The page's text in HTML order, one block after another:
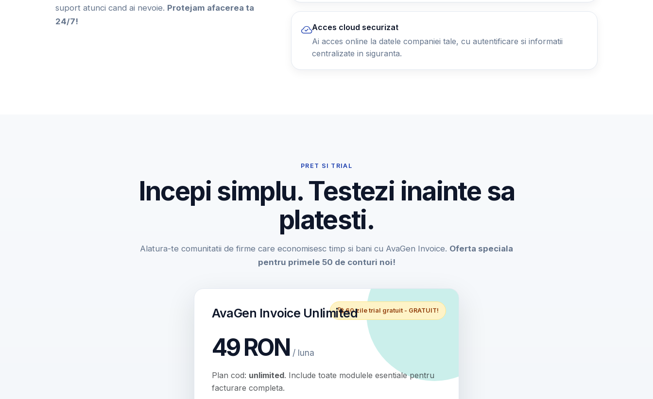
suport atunci cand ai nevoie. Protejam afacerea ta
24/7!
Acces cloud securizat
Ai acces online la datele companiei tale, cu autentificare si informatii
centralizate in siguranta.
PRET SI TRIAL
Incepi simplu. Testezi inainte sa
platesti.
Alatura-te comunitatii de firme care economisesc timp si bani cu AvaGen Invoice. Oferta speciala
pentru primele 50 de conturi noi!
🚀 60 zile trial gratuit - GRATUIT!
AvaGen Invoice Unlimited
49 RON / luna
Plan cod: unlimited. Include toate modulele esentiale pentru
facturare completa.